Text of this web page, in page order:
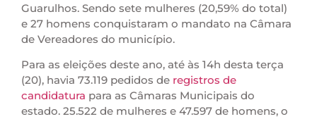
Guarulhos. Sendo sete mulheres (20,59% do total)
e 27 homens conquistaram o mandato na Câmara
de Vereadores do município.
Para as eleições deste ano, até às 14h desta terça
(20), havia 73.119 pedidos de registros de
candidatura para as Câmaras Municipais do
estado. 25.522 de mulheres e 47.597 de homens, o